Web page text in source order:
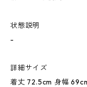
状態説明
-
詳細サイズ
着丈 72.5cm 身幅